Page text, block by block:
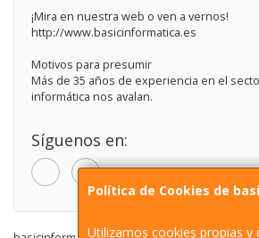
Política de Cookies de
Utilizamos cookies propias
¡Mira en nuestra web o ven a vernos!
http://www.basicinformatica.es
Motivos para presumir
Más de 35 años de experiencia en el
informática nos avalan.
Síguenos en: